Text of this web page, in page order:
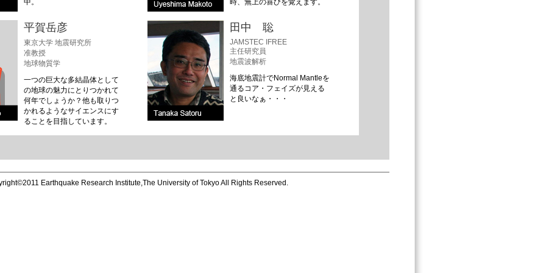
中。 時、無上の喜びを覚えます。
平賀岳彦
東京大学 地震研究所
准教授
地球物質学
一つの巨大な多結晶体として
の地球の魅力にとりつかれて
何年でしょうか？他も取りつ
かれるようなサイエンスにす
ることを目指しています。
田中 聡
JAMSTEC IFREE
主任研究員
地震波解析
海底地震計でNormal Mantleを
通るコア・フェイズが見える
と良いなぁ・・・
Earthquake Research Institute,The University of Tokyo All Rights Reserved.